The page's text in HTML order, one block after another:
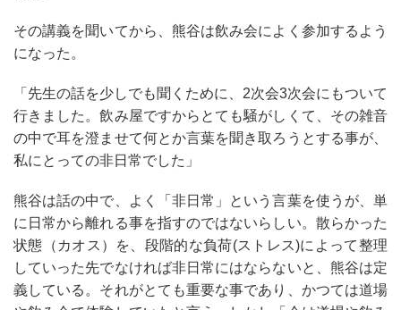
その講義を聞いてから、熊谷は飲み会によく参加するよう
になった。
「先生の話を少しでも聞くために、 2次会3次会にもついて
行きました。飲み屋ですからとても騒がしくて、その雑音
の中で耳を澄ませて何とか言葉を聞き取ろうとする事が、
私にとっての非日常でした」
熊谷は話の中で、よく「非日常」という言葉を使うが、単
に日常から離れる事を指すのではないらしい。散らかった
状態（カオス）を、段階的な負荷(ストレス)によって整理
していった先でなければ非日常にはならないと、熊谷は定
義している。それがとても重要な事であり、かつては道場